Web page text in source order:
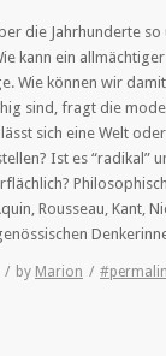
die Jahrhunderte
kann ein
Wie können wir
sind, fragt die
sich eine Welt
Ist es “radikal”
Rousseau, Kant,
/ by Marion /